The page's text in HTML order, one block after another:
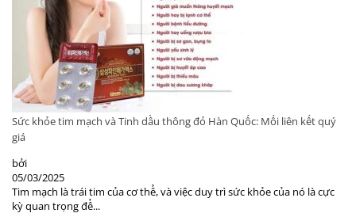
Sức khỏe tim mạch và Tinh dầu thông đỏ Hàn Quốc: Mối liên kết quý
giá
bởi
05/03/2025
Tim mạch là trái tim của cơ thể, và việc duy trì sức khỏe của nó là cực
kỳ quan trọng để...